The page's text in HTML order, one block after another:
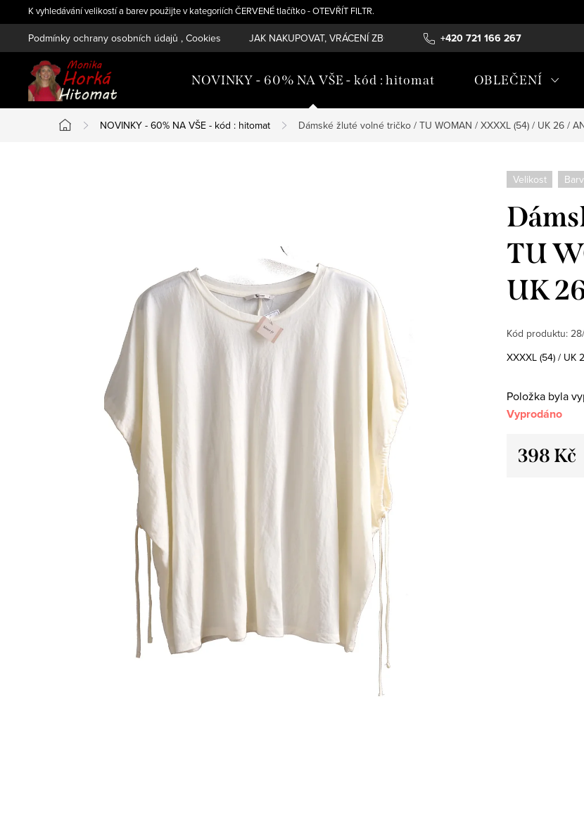
na
K vyhledávání velikostí a barev použijte v kategoriích ČERVENÉ tlačítko - OTEVŘÍT FILTR.
+420 721 166 267
Podmínky ochrany osobních údajů , Cookies JAK NAKUPOVAT, VRÁCENÍ ZBOŽÍ , REKLAMAČNÍ ŘÁD, ÚDRŽBA MATERIÁLŮ
NOVINKY - 60% NA VŠE - kód : hitomat OBLEČENÍ
Domů
NOVINKY - 60% NA VŠE - kód : hitomat Dámské žluté volné tričko / TU WOMAN / XXXXL (54) / UK 26 /
Velikost
TU
UK
Kód produktu:
XXXXL (54) / UK
Položka byla
Vyprodáno
398 Kč